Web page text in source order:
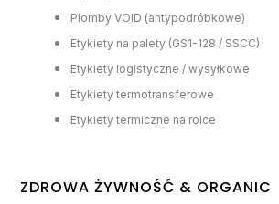
Plomby VOID (antypodróbkowe)
Etykiety na palety (GS1-128 / SSCC)
Etykiety logistyczne / wysyłkowe
Etykiety termotransferowe
Etykiety termiczne na rolce
ZDROWA ŻYWNOŚĆ & ORGANIC